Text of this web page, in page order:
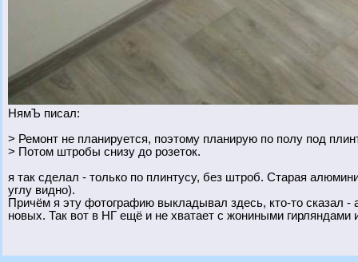
НямЪ писал:
> Ремонт не планируется, поэтому планирую по полу под
> Потом штробы снизу до розеток.
я так сделал - только по плинтусу, без штроб. Старая
углу видно).
Причём я эту фотографию выкладывал здесь, кто-то сказал -
новых. Так вот в НГ ещё и не хватает с жониными гирляндами